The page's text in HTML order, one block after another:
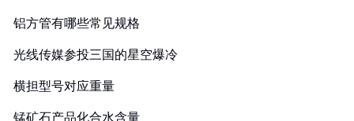
铝方管有哪些常见规格
光线传媒参投三国的星空爆冷
横担型号对应重量
锰矿石产品化合水含量